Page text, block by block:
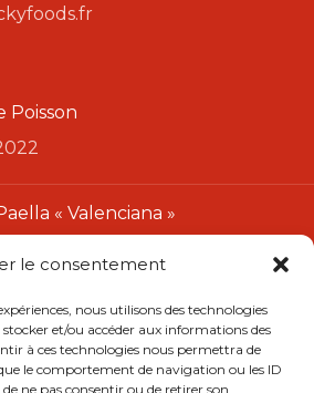
le consentement
nous utilisons des technologies
stocker et/ou accéder aux informations des
à ces technologies nous permettra de
le comportement de navigation ou les ID
ne pas consentir ou de retirer son
Poisson
« Valenciana »